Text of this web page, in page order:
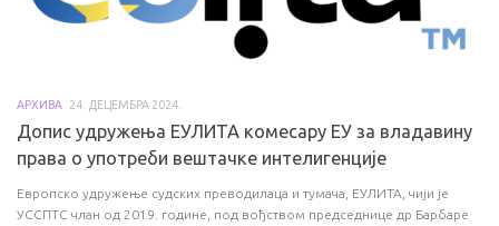
АРХИВА 24. ДЕЦЕМБРА 2024.
Допис удружења ЕУЛИТА комесару ЕУ за владавину
права o употреби вештачке интелигенције
Европско удружење судских преводилаца и тумача, ЕУЛИТА, чији је
УССПТС члан од 2019. године, под вођством председнице др Барбаре